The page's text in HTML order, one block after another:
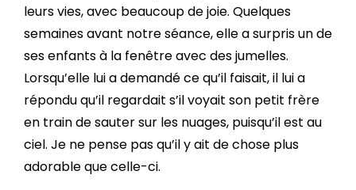
leurs vies, avec beaucoup de joie. Quelques
semaines avant notre séance, elle a surpris un de
ses enfants à la fenêtre avec des jumelles.
Lorsqu’elle lui a demandé ce qu’il faisait, il lui a
répondu qu’il regardait s’il voyait son petit frère
en train de sauter sur les nuages, puisqu’il est au
ciel. Je ne pense pas qu’il y ait de chose plus
adorable que celle-ci.